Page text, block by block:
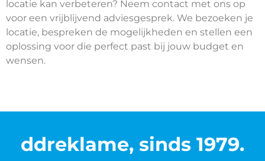
locatie kan verbeteren? Neem contact met ons op
voor een vrijblijvend adviesgesprek. We bezoeken je
locatie, bespreken de mogelijkheden en stellen een
oplossing voor die perfect past bij jouw budget en
wensen.
ddreklame, sinds 1979.